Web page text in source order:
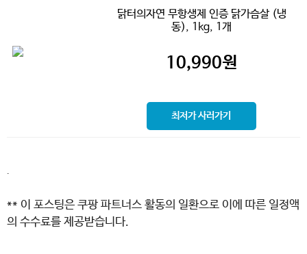
닭터의자연 무항생제 인증 닭가슴살 (냉
동), 1kg, 1개
10,990원
최저가 사러가기
.
** 이 포스팅은 쿠팡 파트너스 활동의 일환으로 이에 따른 일정액
의 수수료를 제공받습니다.